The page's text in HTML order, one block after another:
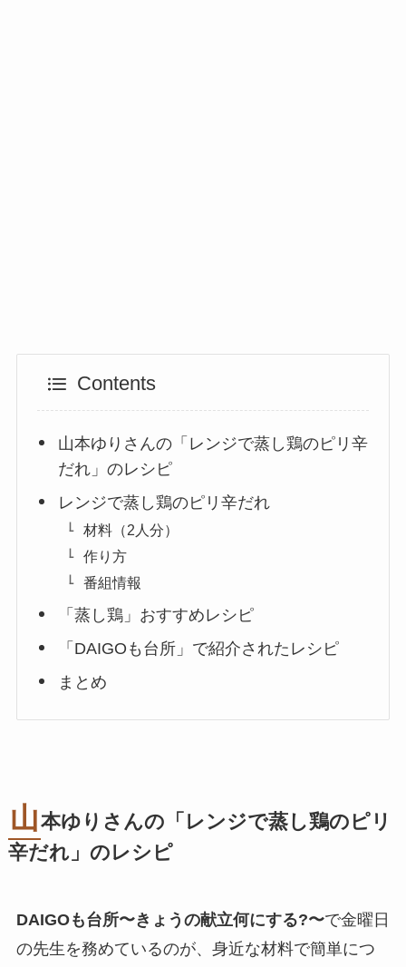
Contents
山本ゆりさんの「レンジで蒸し鶏のピリ辛
だれ」のレシピ
レンジで蒸し鶏のピリ辛だれ
材料（2人分）
作り方
番組情報
「蒸し鶏」おすすめレシピ
「DAIGOも台所」で紹介されたレシピ
まとめ
山本ゆりさんの「レンジで蒸し鶏のピリ
辛だれ」のレシピ
DAIGOも台所〜きょうの献立何にする?〜で金曜日
の先生を務めているのが、身近な材料で簡単につ